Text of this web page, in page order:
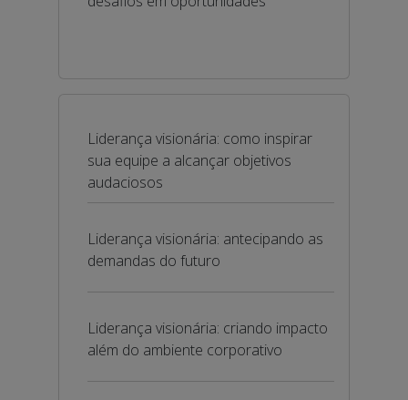
Liderança visionária: como inspirar
sua equipe a alcançar objetivos
audaciosos
Liderança visionária: antecipando as
demandas do futuro
Liderança visionária: criando impacto
além do ambiente corporativo